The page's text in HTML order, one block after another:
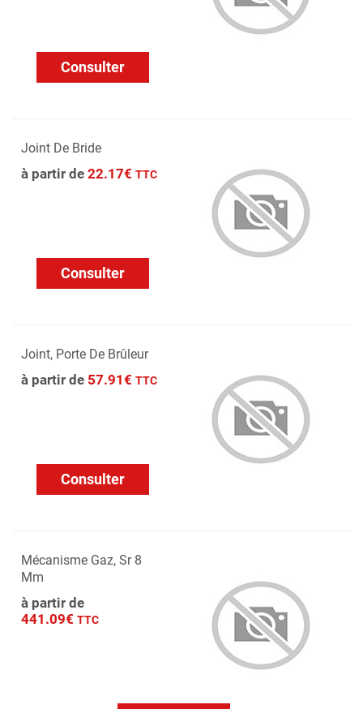
Consulter
Joint De Bride
à partir de 22.17€ TTC
Consulter
Joint, Porte De Brûleur
à partir de 57.91€ TTC
Consulter
Mécanisme Gaz, Sr 8
Mm
à partir de
441.09€ TTC